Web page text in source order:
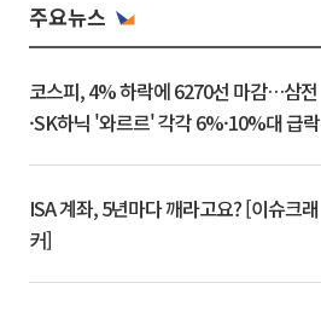
주요뉴스
코스피, 4% 하락에 6270선 마감…삼전
·SK하닉 '와르르' 각각 6%·10%대 급락
ISA 계좌, 5년마다 깨라고요? [이슈크래
커]